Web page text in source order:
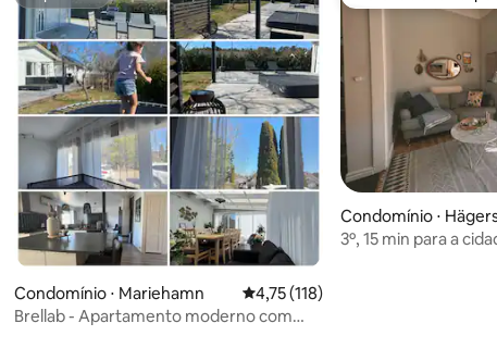
avaliação média de 5, 90 avaliações
Condomínio ⋅ Mariehamn 4,75 de uma avaliação média de 5,
4,75 (118)
Brellab - Apartamento moderno com
Condomínio ⋅
olmen
3º, 15 min para a